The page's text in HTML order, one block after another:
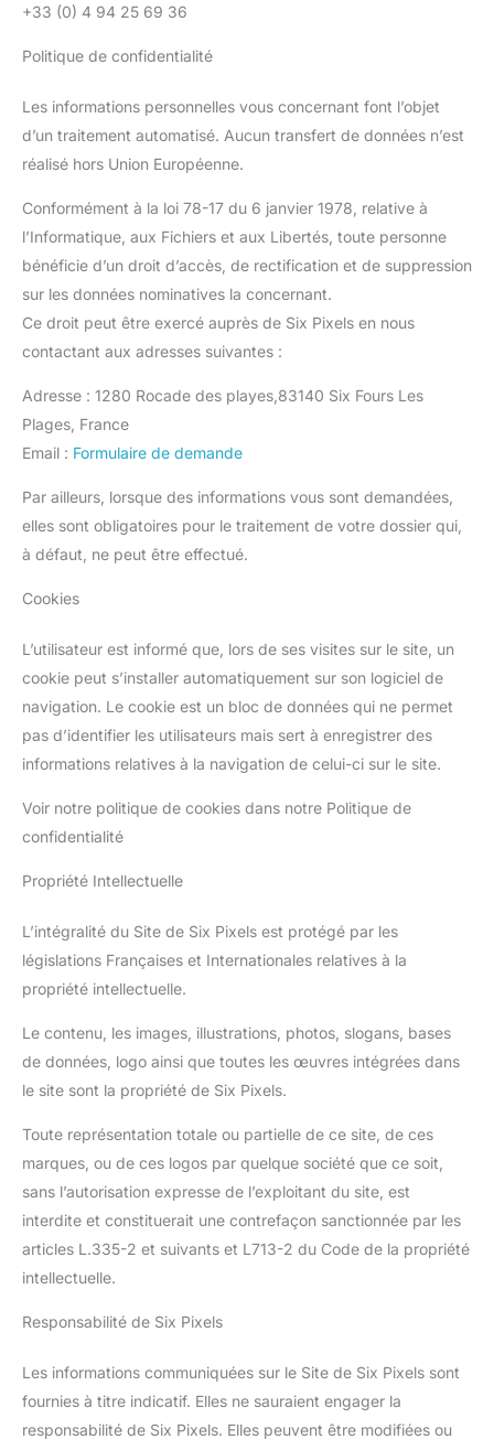
+33 (0) 4 94 25 69 36
Politique de confidentialité
Les informations personnelles vous concernant font l’objet
d’un traitement automatisé. Aucun transfert de données n’est
réalisé hors Union Européenne.
Conformément à la loi 78-17 du 6 janvier 1978, relative à
l’Informatique, aux Fichiers et aux Libertés, toute personne
bénéficie d’un droit d’accès, de rectification et de suppression
sur les données nominatives la concernant.
Ce droit peut être exercé auprès de Six Pixels en nous
contactant aux adresses suivantes :
Adresse : 1280 Rocade des playes,83140 Six Fours Les
Plages, France
Email : Formulaire de demande
Par ailleurs, lorsque des informations vous sont demandées,
elles sont obligatoires pour le traitement de votre dossier qui,
à défaut, ne peut être effectué.
Cookies
L’utilisateur est informé que, lors de ses visites sur le site, un
cookie peut s’installer automatiquement sur son logiciel de
navigation. Le cookie est un bloc de données qui ne permet
pas d’identifier les utilisateurs mais sert à enregistrer des
informations relatives à la navigation de celui-ci sur le site.
Voir notre politique de cookies dans notre Politique de
confidentialité
Propriété Intellectuelle
L’intégralité du Site de Six Pixels est protégé par les
législations Françaises et Internationales relatives à la
propriété intellectuelle.
Le contenu, les images, illustrations, photos, slogans, bases
de données, logo ainsi que toutes les œuvres intégrées dans
le site sont la propriété de Six Pixels.
Toute représentation totale ou partielle de ce site, de ces
marques, ou de ces logos par quelque société que ce soit,
sans l’autorisation expresse de l’exploitant du site, est
interdite et constituerait une contrefaçon sanctionnée par les
articles L.335-2 et suivants et L713-2 du Code de la propriété
intellectuelle.
Responsabilité de Six Pixels
Les informations communiquées sur le Site de Six Pixels sont
fournies à titre indicatif. Elles ne sauraient engager la
responsabilité de Six Pixels. Elles peuvent être modifiées ou